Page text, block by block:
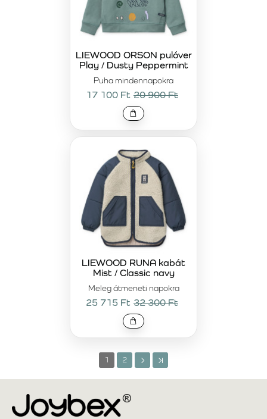
Puha mindennapokra
LIEWOOD ORSON pulóver
Play / Dusty Peppermint
17 100 Ft 20 900 Ft
Meleg átmeneti napokra
LIEWOOD RUNA kabát
Mist / Classic navy
25 715 Ft 32 300 Ft
1 2